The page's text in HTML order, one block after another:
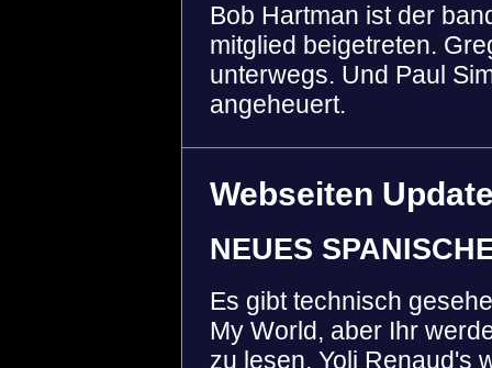
Bob Hartman ist der
mitglied beigetreten.
unterwegs. Und Paul
angeheuert.
Webseiten
NEUES
Es gibt technisch
My World, aber Ihr
zu lesen. Yoli Renaud's